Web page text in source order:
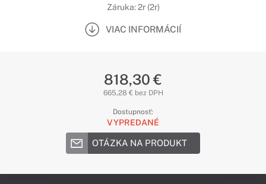
Záruka: 2r (2r)
VIAC INFORMÁCIÍ
818,30 €
665,28 € bez DPH
Dostupnosť:
VYPREDANÉ
OTÁZKA NA PRODUKT